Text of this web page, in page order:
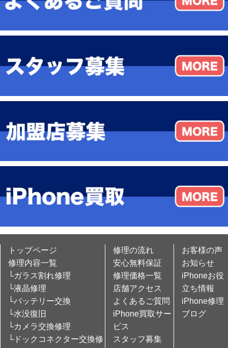
トップページ
修理内容一覧
└ガラス割れ修理
└液晶修理
└バッテリー交換
└水没復旧
└カメラ交換修理
└ドックコネクター交換修
修理の流れ
安心無料保証
修理価格一覧
店舗アクセス
よくあるご質問
iPhone買取サー
ビス
スタッフ募集
お客様の声
お知らせ
iPhoneお役
立ち情報
iPhone修理
ブログ